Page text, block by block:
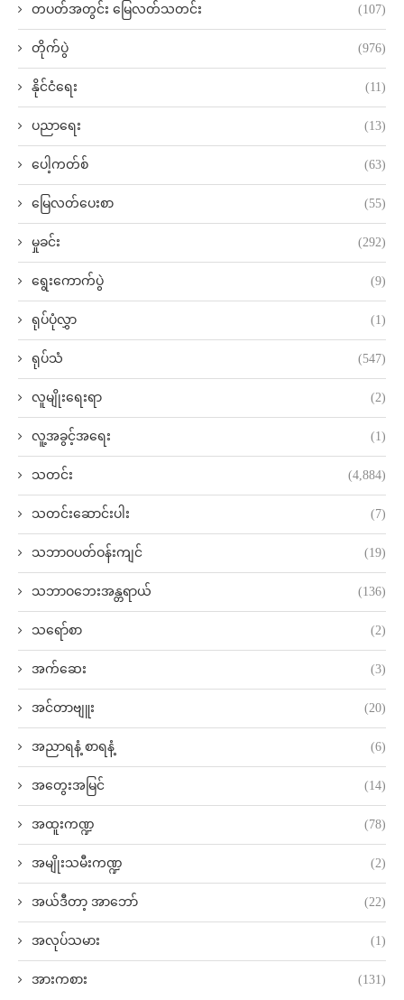
တပတ်အတွင်း မြေလတ်သတင်း (107)
တိုက်ပွဲ (976)
နိုင်ငံရေး (11)
ပညာရေး (13)
ပေါ့ကတ်စ် (63)
မြေလတ်ပေးစာ (55)
မှုခင်း (292)
ရွေးကောက်ပွဲ (9)
ရုပ်ပုံလွှာ (1)
ရုပ်သံ (547)
လူမျိုးရေးရာ (2)
လူ့အခွင့်အရေး (1)
သတင်း (4,884)
သတင်းဆောင်းပါး (7)
သဘာဝပတ်ဝန်းကျင် (19)
သဘာဝဘေးအန္တရာယ် (136)
သရော်စာ (2)
အက်ဆေး (3)
အင်တာဗျူး (20)
အညာရနံ့ စာရနံ့ (6)
အတွေးအမြင် (14)
အထူးကဏ္ဍ (78)
အမျိုးသမီးကဏ္ဍ (2)
အယ်ဒီတာ့ အာဘော် (22)
အလုပ်သမား (1)
အားကစား (131)